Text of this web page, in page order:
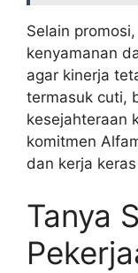
Selain
kenyamanan
agar kinerja
termasuk cuti,
kesejahteraan
komitmen
dan kerja
Tanya